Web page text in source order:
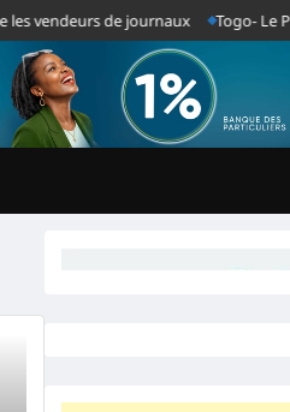
de journaux Togo- Le PPT